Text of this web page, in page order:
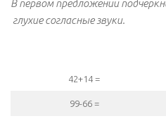
В первом предложении
глухие согласные звуки.
42+14 =
99-66 =